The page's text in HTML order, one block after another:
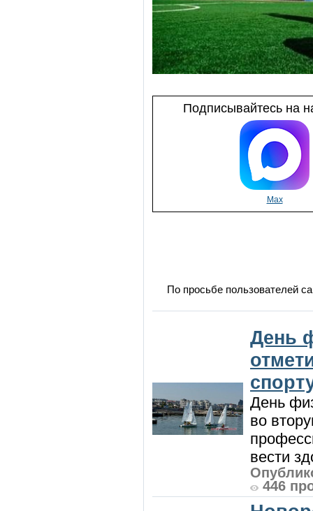
Подписывайтесь на
Max
По просьбе пользователей
День
День
во
вести
446